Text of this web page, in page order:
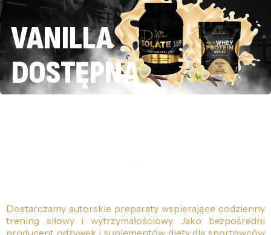
VANILLA
DOSTĘPNA
Dostarczamy autorskie preparaty wspierające codzienny
trening siłowy i wytrzymałościowy. Jako bezpośredni
producent odżywek i suplementów diety dla sportowców